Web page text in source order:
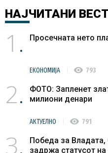
НАЈЧИТАНИ
1 Просечната нето
ЕКОНОМИЈА visibility 793
2
ФОТО: Запленет
милиони денари
АКТУЕЛНО visibility 791
3
Победа за Владата,
задржа статусот